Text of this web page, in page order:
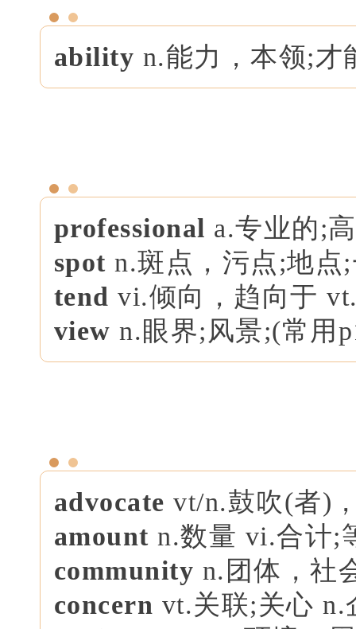
ability n.能力，本领;才
professional a.专业的;
spot n.斑点，污点;地点
tend vi.倾向，趋向于
view n.眼界;风景;(常用
advocate vt/n.鼓吹(者)
amount n.数量 vi.合计;
community n.团体，社
concern vt.关联;关心 n.